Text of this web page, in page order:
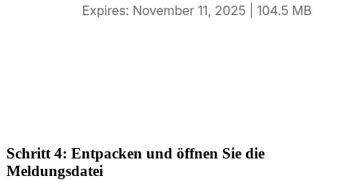
Schritt 4: Entpacken und öffnen Sie die
Meldungsdatei